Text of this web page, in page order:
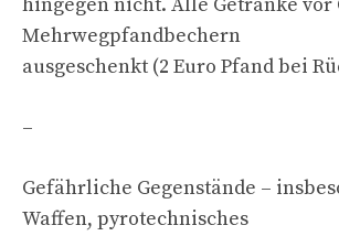
Mehrwegpfandbechern
ausgeschenkt (2 Euro Pfand bei
–
Gefährliche Gegenstände –
Waffen, pyrotechnisches